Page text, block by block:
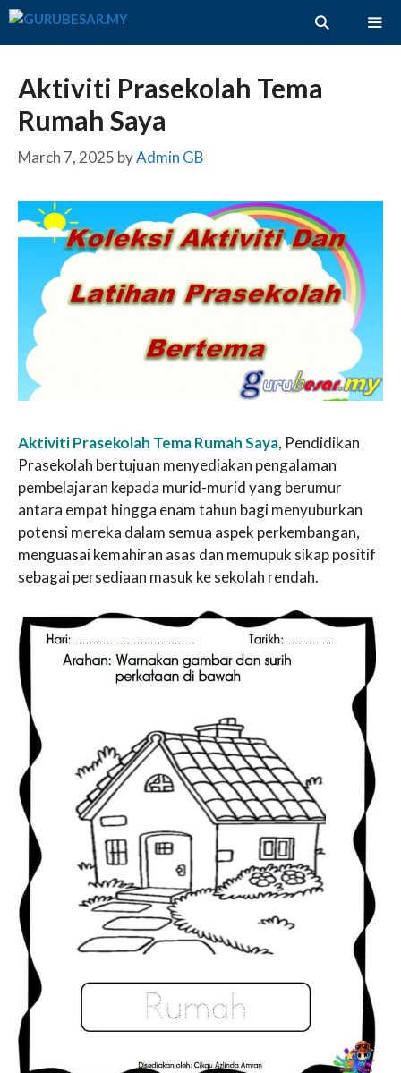
Skip
Aktiviti Prasekolah Tema
Rumah Saya
March 7, 2025 byAdmin GB
Aktiviti Prasekolah Tema Rumah Saya, Pendidikan
Prasekolah bertujuan menyediakan pengalaman
pembelajaran kepada murid-murid yang berumur
antara empat hingga enam tahun bagi menyuburkan
potensi mereka dalam semua aspek perkembangan,
menguasai kemahiran asas dan memupuk sikap positif
sebagai persediaan masuk ke sekolah rendah.